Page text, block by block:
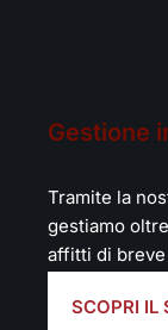
Gestione
Tramite la
gestiamo
affitti di breve
SCOPRI IL